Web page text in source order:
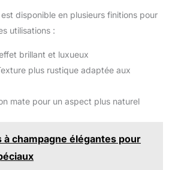
disponible en plusieurs finitions pour
utilisations :
brillant et luxueux
plus rustique adaptée aux
mate pour un aspect plus naturel
à champagne élégantes pour